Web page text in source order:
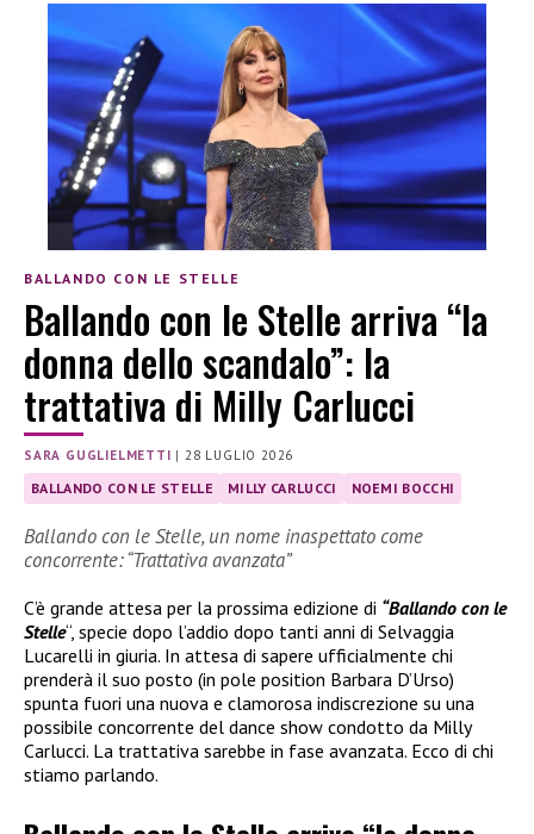
BALLANDO CON LE STELLE
Ballando con le Stelle arriva “la
donna dello scandalo”: la
trattativa di Milly Carlucci
SARA GUGLIELMETTI |28 LUGLIO 2026
BALLANDO CON LE STELLE MILLY CARLUCCI NOEMI BOCCHI
Ballando con le Stelle, un nome inaspettato come
concorrente: “Trattativa avanzata”
C’è grande attesa per la prossima edizione di “Ballando con le
Stelle“, specie dopo l’addio dopo tanti anni di Selvaggia
Lucarelli in giuria. In attesa di sapere ufficialmente chi
prenderà il suo posto (in pole position Barbara D’Urso)
spunta fuori una nuova e clamorosa indiscrezione su una
possibile concorrente del dance show condotto da Milly
Carlucci. La trattativa sarebbe in fase avanzata. Ecco di chi
stiamo parlando.